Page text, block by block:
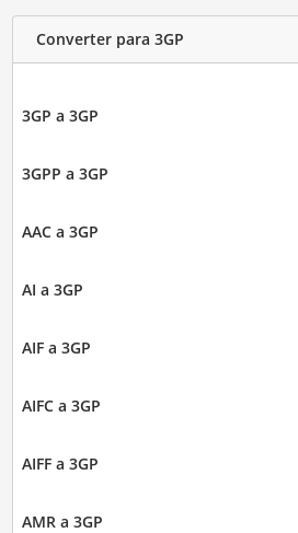
Converter para 3GP
3GP a 3GP
3GPP a 3GP
AAC a 3GP
AI a 3GP
AIF a 3GP
AIFC a 3GP
AIFF a 3GP
AMR a 3GP